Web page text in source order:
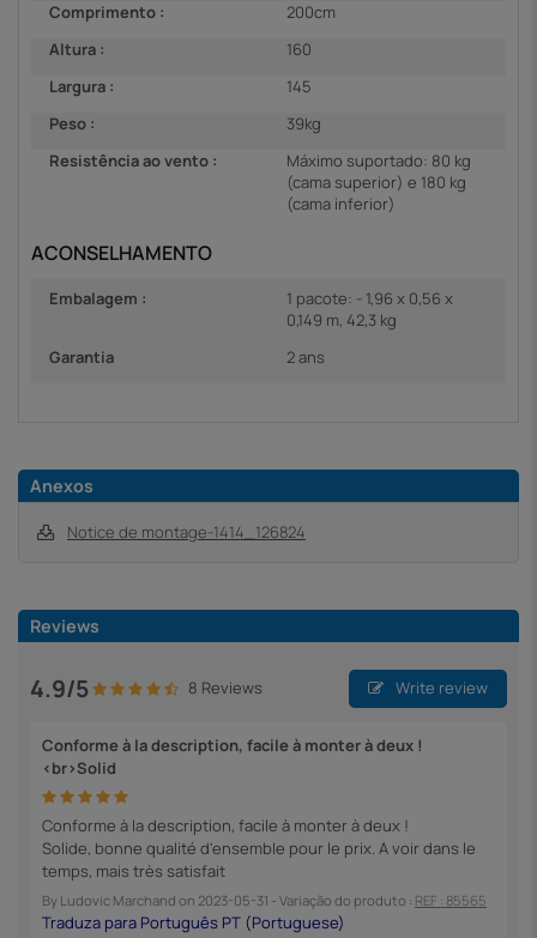
Comprimento :
200cm
Altura :
160
Largura :
145
Peso :
39kg
Resistência ao vento :
Máximo suportado: 80 kg
(cama superior) e 180 kg
(cama inferior)
ACONSELHAMENTO
Embalagem :
1 pacote: - 1,96 x 0,56 x
0,149 m, 42,3 kg
Garantia
2 ans
Anexos
Notice de montage-1414_126824
Reviews
4.9/5 8 Reviews Write review
Conforme à la description, facile à monter à deux !
<br>Solid
Conforme à la description, facile à monter à deux !
Solide, bonne qualité d'ensemble pour le prix. A voir dans le
temps, mais très satisfait
By Ludovic Marchand on 2023-05-31 - Variação do produto : REF : 85565